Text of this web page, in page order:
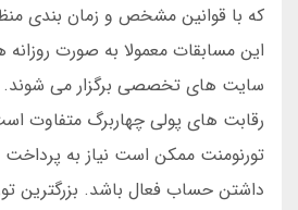
که با قوانین مشخص و زمان بندی
این مسابقات معمولا به صورت
سایت های تخصصی برگزار می
رقابت های پولی چهاربرگ متفاوت
تورنومنت ممکن است نیاز به
داشتن حساب فعال باشد. بزرگترین